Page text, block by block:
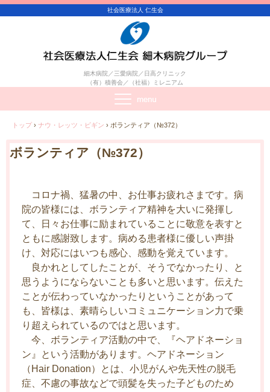
社会医療法人 仁生会
細木病院／三愛病院／日高クリニック
（有）積善会／（社福）ミレニアム
トップ › ナウ・レッツ・ビギン › ボランティア（№372）
ボランティア（№372）
コロナ禍、猛暑の中、お仕事お疲れさまです。病
院の皆様には、ボランティア精神を大いに発揮し
て、日々お仕事に励まれていることに敬意を表すと
ともに感謝致します。病める患者様に優しい声掛
け、対応にはいつも感心、感動を覚えています。
良かれとしてしたことが、そうでなかったり、と
思うようにならないことも多いと思います。伝えた
ことが伝わっていなかったりということがあって
も、皆様は、素晴らしいコミュニケーション力で乗
り超えられているのではと思います。
今、ボランティア活動の中で、『ヘアドネーショ
ン』という活動があります。ヘアドネーション
（Hair Donation）とは、小児がんや先天性の脱毛
症、不慮の事故などで頭髪を失った子どものため